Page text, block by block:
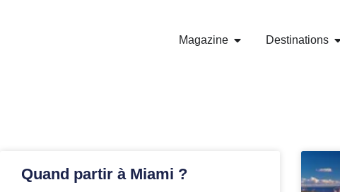
Magazine Destinations
Quand partir à Miami ?